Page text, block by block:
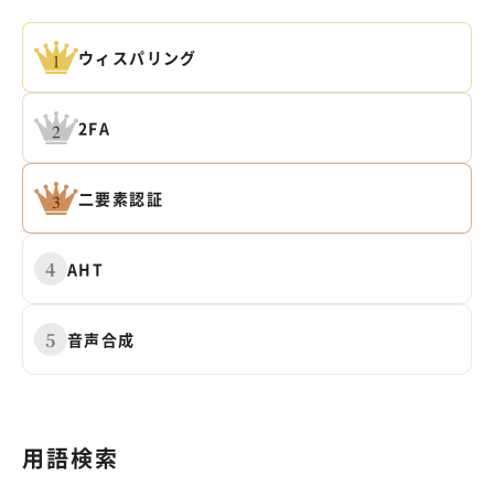
複数会話
LINEコールPlus
Voice - AI連携
通話フローの構築（AI Studio）
番号ポータビリティ
すべての機能
サポートサイト（FAQ）
お問い合わせ
アカウント作成
ログイン
ウィスパリング
2FA
二要素認証
AHT
音声合成
用語検索